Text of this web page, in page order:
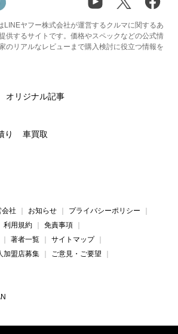
LINEヤフー株式会社が運営するクルマに関するあ
供するサイトです。価格やスペックなどの公式情
のリアルなレビューまで購入検討に役立つ情報を
オリジナル記事
り 車買取
会社 お知らせ
プライバシーポリシー
利用規約
免責事項
著者一覧
サイトマップ
加盟店募集
ご意見・ご要望